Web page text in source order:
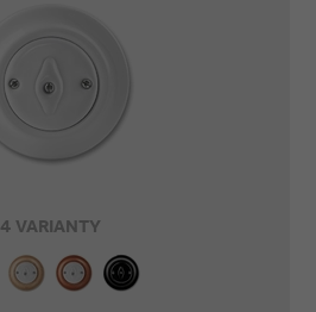
4 VARIANTY